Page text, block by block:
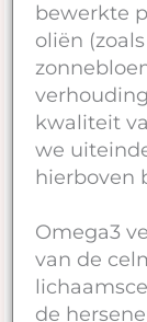
bewerkte
oliën
kwaliteit
we
hierboven
Omega3
van de
de